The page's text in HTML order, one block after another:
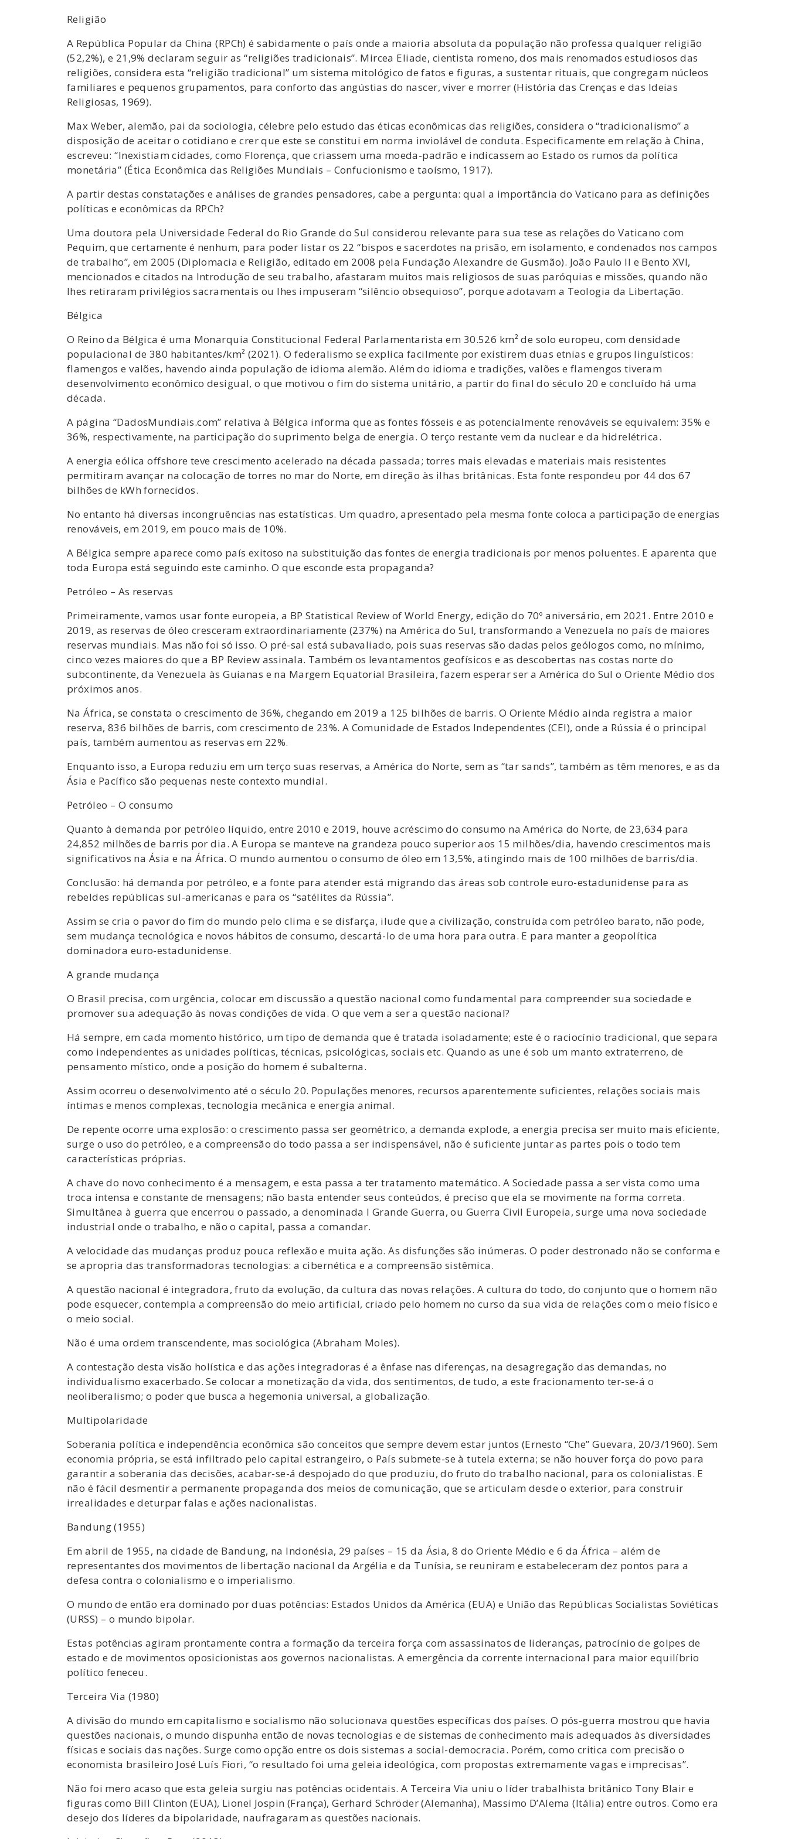
Religião
A República Popular da China (RPCh) é sabidamente o país onde a maioria absoluta da população não professa qualquer religião
(52,2%), e 21,9% declaram seguir as “religiões tradicionais”. Mircea Eliade, cientista romeno, dos mais renomados estudiosos das
religiões, considera esta “religião tradicional” um sistema mitológico de fatos e figuras, a sustentar rituais, que congregam núcleos
familiares e pequenos grupamentos, para conforto das angústias do nascer, viver e morrer (História das Crenças e das Ideias
Religiosas, 1969).
Max Weber, alemão, pai da sociologia, célebre pelo estudo das éticas econômicas das religiões, considera o “tradicionalismo” a
disposição de aceitar o cotidiano e crer que este se constitui em norma inviolável de conduta. Especificamente em relação à China,
escreveu: “Inexistiam cidades, como Florença, que criassem uma moeda-padrão e indicassem ao Estado os rumos da política
monetária” (Ética Econômica das Religiões Mundiais – Confucionismo e taoísmo, 1917).
A partir destas constatações e análises de grandes pensadores, cabe a pergunta: qual a importância do Vaticano para as definições
políticas e econômicas da RPCh?
Uma doutora pela Universidade Federal do Rio Grande do Sul considerou relevante para sua tese as relações do Vaticano com
Pequim, que certamente é nenhum, para poder listar os 22 “bispos e sacerdotes na prisão, em isolamento, e condenados nos campos
de trabalho”, em 2005 (Diplomacia e Religião, editado em 2008 pela Fundação Alexandre de Gusmão). João Paulo II e Bento XVI,
mencionados e citados na Introdução de seu trabalho, afastaram muitos mais religiosos de suas paróquias e missões, quando não
lhes retiraram privilégios sacramentais ou lhes impuseram “silêncio obsequioso”, porque adotavam a Teologia da Libertação.
Bélgica
O Reino da Bélgica é uma Monarquia Constitucional Federal Parlamentarista em 30.526 km² de solo europeu, com densidade
populacional de 380 habitantes/km² (2021). O federalismo se explica facilmente por existirem duas etnias e grupos linguísticos:
flamengos e valões, havendo ainda população de idioma alemão. Além do idioma e tradições, valões e flamengos tiveram
desenvolvimento econômico desigual, o que motivou o fim do sistema unitário, a partir do final do século 20 e concluído há uma
década.
A página “DadosMundiais.com” relativa à Bélgica informa que as fontes fósseis e as potencialmente renováveis se equivalem: 35% e
36%, respectivamente, na participação do suprimento belga de energia. O terço restante vem da nuclear e da hidrelétrica.
A energia eólica offshore teve crescimento acelerado na década passada; torres mais elevadas e materiais mais resistentes
permitiram avançar na colocação de torres no mar do Norte, em direção às ilhas britânicas. Esta fonte respondeu por 44 dos 67
bilhões de kWh fornecidos.
No entanto há diversas incongruências nas estatísticas. Um quadro, apresentado pela mesma fonte coloca a participação de energias
renováveis, em 2019, em pouco mais de 10%.
A Bélgica sempre aparece como país exitoso na substituição das fontes de energia tradicionais por menos poluentes. E aparenta que
toda Europa está seguindo este caminho. O que esconde esta propaganda?
Petróleo – As reservas
Primeiramente, vamos usar fonte europeia, a BP Statistical Review of World Energy, edição do 70º aniversário, em 2021. Entre 2010 e
2019, as reservas de óleo cresceram extraordinariamente (237%) na América do Sul, transformando a Venezuela no país de maiores
reservas mundiais. Mas não foi só isso. O pré-sal está subavaliado, pois suas reservas são dadas pelos geólogos como, no mínimo,
cinco vezes maiores do que a BP Review assinala. Também os levantamentos geofísicos e as descobertas nas costas norte do
subcontinente, da Venezuela às Guianas e na Margem Equatorial Brasileira, fazem esperar ser a América do Sul o Oriente Médio dos
próximos anos.
Na África, se constata o crescimento de 36%, chegando em 2019 a 125 bilhões de barris. O Oriente Médio ainda registra a maior
reserva, 836 bilhões de barris, com crescimento de 23%. A Comunidade de Estados Independentes (CEI), onde a Rússia é o principal
país, também aumentou as reservas em 22%.
Enquanto isso, a Europa reduziu em um terço suas reservas, a América do Norte, sem as “tar sands”, também as têm menores, e as da
Ásia e Pacífico são pequenas neste contexto mundial.
Petróleo – O consumo
Quanto à demanda por petróleo líquido, entre 2010 e 2019, houve acréscimo do consumo na América do Norte, de 23,634 para
24,852 milhões de barris por dia. A Europa se manteve na grandeza pouco superior aos 15 milhões/dia, havendo crescimentos mais
significativos na Ásia e na África. O mundo aumentou o consumo de óleo em 13,5%, atingindo mais de 100 milhões de barris/dia.
Conclusão: há demanda por petróleo, e a fonte para atender está migrando das áreas sob controle euro-estadunidense para as
rebeldes repúblicas sul-americanas e para os “satélites da Rússia”.
Assim se cria o pavor do fim do mundo pelo clima e se disfarça, ilude que a civilização, construída com petróleo barato, não pode,
sem mudança tecnológica e novos hábitos de consumo, descartá-lo de uma hora para outra. E para manter a geopolítica
dominadora euro-estadunidense.
A grande mudança
O Brasil precisa, com urgência, colocar em discussão a questão nacional como fundamental para compreender sua sociedade e
promover sua adequação às novas condições de vida. O que vem a ser a questão nacional?
Há sempre, em cada momento histórico, um tipo de demanda que é tratada isoladamente; este é o raciocínio tradicional, que separa
como independentes as unidades políticas, técnicas, psicológicas, sociais etc. Quando as une é sob um manto extraterreno, de
pensamento místico, onde a posição do homem é subalterna.
Assim ocorreu o desenvolvimento até o século 20. Populações menores, recursos aparentemente suficientes, relações sociais mais
íntimas e menos complexas, tecnologia mecânica e energia animal.
De repente ocorre uma explosão: o crescimento passa ser geométrico, a demanda explode, a energia precisa ser muito mais eficiente,
surge o uso do petróleo, e a compreensão do todo passa a ser indispensável, não é suficiente juntar as partes pois o todo tem
características próprias.
A chave do novo conhecimento é a mensagem, e esta passa a ter tratamento matemático. A Sociedade passa a ser vista como uma
troca intensa e constante de mensagens; não basta entender seus conteúdos, é preciso que ela se movimente na forma correta.
Simultânea à guerra que encerrou o passado, a denominada I Grande Guerra, ou Guerra Civil Europeia, surge uma nova sociedade
industrial onde o trabalho, e não o capital, passa a comandar.
A velocidade das mudanças produz pouca reflexão e muita ação. As disfunções são inúmeras. O poder destronado não se conforma e
se apropria das transformadoras tecnologias: a cibernética e a compreensão sistêmica.
A questão nacional é integradora, fruto da evolução, da cultura das novas relações. A cultura do todo, do conjunto que o homem não
pode esquecer, contempla a compreensão do meio artificial, criado pelo homem no curso da sua vida de relações com o meio físico e
o meio social.
Não é uma ordem transcendente, mas sociológica (Abraham Moles).
A contestação desta visão holística e das ações integradoras é a ênfase nas diferenças, na desagregação das demandas, no
individualismo exacerbado. Se colocar a monetização da vida, dos sentimentos, de tudo, a este fracionamento ter-se-á o
neoliberalismo; o poder que busca a hegemonia universal, a globalização.
Multipolaridade
Soberania política e independência econômica são conceitos que sempre devem estar juntos (Ernesto “Che” Guevara, 20/3/1960). Sem
economia própria, se está infiltrado pelo capital estrangeiro, o País submete-se à tutela externa; se não houver força do povo para
garantir a soberania das decisões, acabar-se-á despojado do que produziu, do fruto do trabalho nacional, para os colonialistas. E
não é fácil desmentir a permanente propaganda dos meios de comunicação, que se articulam desde o exterior, para construir
irrealidades e deturpar falas e ações nacionalistas.
Bandung (1955)
Em abril de 1955, na cidade de Bandung, na Indonésia, 29 países – 15 da Ásia, 8 do Oriente Médio e 6 da África – além de
representantes dos movimentos de libertação nacional da Argélia e da Tunísia, se reuniram e estabeleceram dez pontos para a
defesa contra o colonialismo e o imperialismo.
O mundo de então era dominado por duas potências: Estados Unidos da América (EUA) e União das Repúblicas Socialistas Soviéticas
(URSS) – o mundo bipolar.
Estas potências agiram prontamente contra a formação da terceira força com assassinatos de lideranças, patrocínio de golpes de
estado e de movimentos oposicionistas aos governos nacionalistas. A emergência da corrente internacional para maior equilíbrio
político feneceu.
Terceira Via (1980)
A divisão do mundo em capitalismo e socialismo não solucionava questões específicas dos países. O pós-guerra mostrou que havia
questões nacionais, o mundo dispunha então de novas tecnologias e de sistemas de conhecimento mais adequados às diversidades
físicas e sociais das nações. Surge como opção entre os dois sistemas a social-democracia. Porém, como critica com precisão o
economista brasileiro José Luís Fiori, “o resultado foi uma geleia ideológica, com propostas extremamente vagas e imprecisas”.
Não foi mero acaso que esta geleia surgiu nas potências ocidentais. A Terceira Via uniu o líder trabalhista britânico Tony Blair e
figuras como Bill Clinton (EUA), Lionel Jospin (França), Gerhard Schröder (Alemanha), Massimo D’Alema (Itália) entre outros. Como era
desejo dos líderes da bipolaridade, naufragaram as questões nacionais.